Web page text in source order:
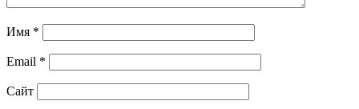
Имя *
Email *
Сайт